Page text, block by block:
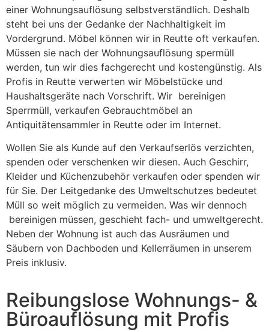
einer Wohnungsauflösung selbstverständlich. Deshalb
steht bei uns der Gedanke der Nachhaltigkeit im
Vordergrund. Möbel können wir in Reutte oft verkaufen.
Müssen sie nach der Wohnungsauflösung spermüll
werden, tun wir dies fachgerecht und kostengünstig. Als
Profis in Reutte verwerten wir Möbelstücke und
Haushaltsgeräte nach Vorschrift. Wir bereinigen
Sperrmüll, verkaufen Gebrauchtmöbel an
Antiquitätensammler in Reutte oder im Internet.
Wollen Sie als Kunde auf den Verkaufserlös verzichten,
spenden oder verschenken wir diesen. Auch Geschirr,
Kleider und Küchenzubehör verkaufen oder spenden wir
für Sie. Der Leitgedanke des Umweltschutzes bedeutet
Müll so weit möglich zu vermeiden. Was wir dennoch
bereinigen müssen, geschieht fach- und umweltgerecht.
Neben der Wohnung ist auch das Ausräumen und
Säubern von Dachboden und Kellerräumen in unserem
Preis inklusiv.
Reibungslose Wohnungs- &
Büroauflösung mit Profis